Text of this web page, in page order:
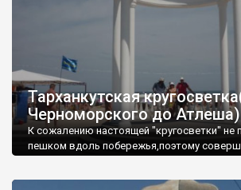
Тарханкутская
Черноморского до Атлеша)
К сожалению настоящей "кругосветки" не
пешком вдоль побережья,поэтому